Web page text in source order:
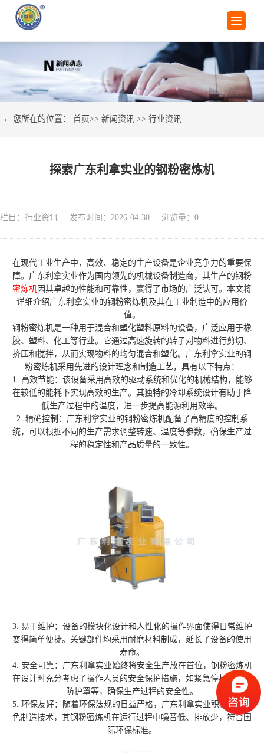
→ 您所在的位置： 首页>> 新闻资讯 >> 行业资讯
探索广东利拿实业的钢粉密炼机
栏目：行业资讯 发布时间：2026-04-30 浏览量： 0
在现代工业生产中，高效、稳定的生产设备是企业竞争力的重要保
障。广东利拿实业作为国内领先的机械设备制造商，其生产的钢粉
密炼机 因其卓越的性能和可靠性，赢得了市场的广泛认可。本文将
详细介绍广东利拿实业的钢粉密炼机及其在工业制造中的应用价
值。
钢粉密炼机是一种用于混合和塑化塑料原料的设备，广泛应用于橡
胶、塑料、化工等行业。它通过高速旋转的转子对物料进行剪切、
挤压和搅拌，从而实现物料的均匀混合和塑化。广东利拿实业的钢
粉密炼机采用先进的设计理念和制造工艺，具有以下特点：
1. 高效节能：该设备采用高效的驱动系统和优化的机械结构，能够
在较低的能耗下实现高效的生产。其独特的冷却系统设计有助于降
低生产过程中的温度，进一步提高能源利用效率。
2. 精确控制：广东利拿实业的钢粉密炼机配备了高精度的控制系
统，可以根据不同的生产需求调整转速、温度等参数，确保生产过
程的稳定性和产品质量的一致性。
3. 易于维护：设备的模块化设计和人性化的操作界面使得日常维护
变得简单便捷。关键部件均采用耐磨材料制成，延长了设备的使用
寿命。
4. 安全可靠：广东利拿实业始终将安全生产放在首位，钢粉密炼机
在设计时充分考虑了操作人员的安全保护措施，如紧急停机按钮、
防护罩等，确保生产过程的安全性。
5. 环保友好：随着环保法规的日益严格，广东利拿实业积极研发绿
色制造技术，其钢粉密炼机在运行过程中噪音低、排放少，符合国
际环保标准。